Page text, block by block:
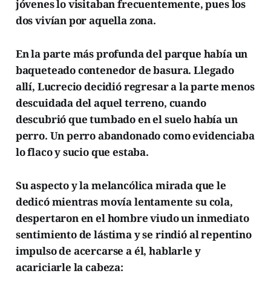
jóvenes lo visitaban frecuentemente, pues los
dos vivían por aquella zona.
En la parte más profunda del parque había un
baqueteado contenedor de basura. Llegado
allí, Lucrecio decidió regresar a la parte menos
descuidada del aquel terreno, cuando
descubrió que tumbado en el suelo había un
perro. Un perro abandonado como evidenciaba
lo flaco y sucio que estaba.
Su aspecto y la melancólica mirada que le
dedicó mientras movía lentamente su cola,
despertaron en el hombre viudo un inmediato
sentimiento de lástima y se rindió al repentino
impulso de acercarse a él, hablarle y
acariciarle la cabeza: